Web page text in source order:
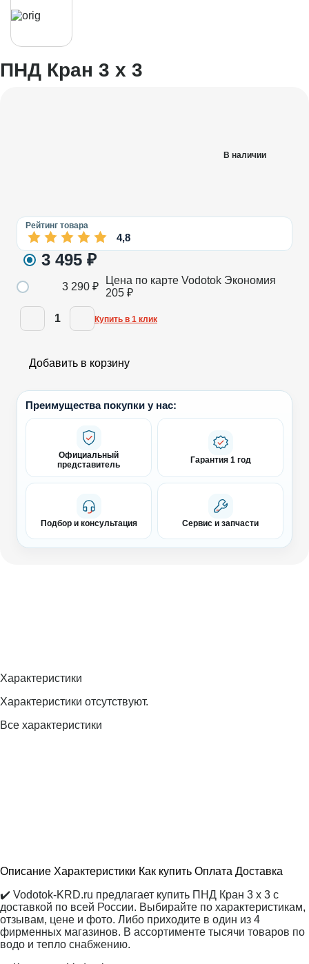
ПНД Кран 3 х 3
В наличии
Рейтинг товара
4,8
3 495 ₽
3 290 ₽
Цена по карте Vodotok Экономия
205 ₽
1 Купить в 1 клик
Добавить в корзину
Преимущества покупки у нас:
Официальный
представитель
Гарантия 1 год
Подбор и консультация Сервис и запчасти
Характеристики
Характеристики отсутствуют.
Все характеристики
Описание Характеристики Как купить Оплата Доставка
✔️ Vodotok-KRD.ru предлагает купить ПНД Кран 3 х 3 с
доставкой по всей России. Выбирайте по характеристикам,
отзывам, цене и фото. Либо приходите в один из 4
фирменных магазинов. В ассортименте тысячи товаров по
водо и тепло снабжению.